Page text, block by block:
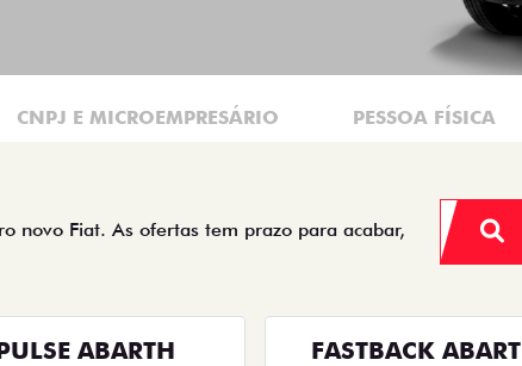
CNPJ E MICROEMPRESÁRIO PESSOA FÍSICA
novo Fiat. As ofertas tem prazo para acabar,
ABARTH FASTBACK